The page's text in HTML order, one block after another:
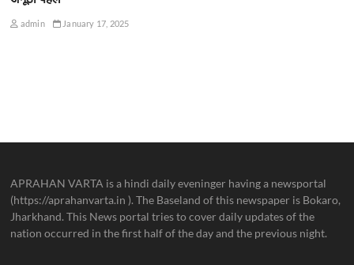
admin January 17, 2025
APRAHAN VARTA is a hindi daily eveninger having a newsportal
(https://aprahanvarta.in ). The Baseland of this newspaper is Bokaro,
Jharkhand. This News portal tries to cover daily updates of the
nation occurred in the first half of the day and the previous night.